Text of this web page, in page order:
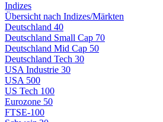
Indizes
Übersicht nach Indizes/Märkten
Deutschland 40
Deutschland Small Cap 70
Deutschland Mid Cap 50
Deutschland Tech 30
USA Industrie 30
USA 500
US Tech 100
Eurozone 50
FTSE-100